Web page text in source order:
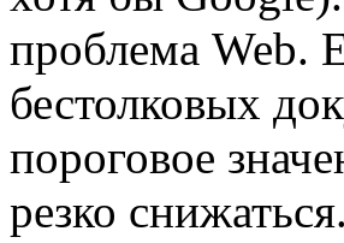
проблема Web.
бестолковых
пороговое
резко